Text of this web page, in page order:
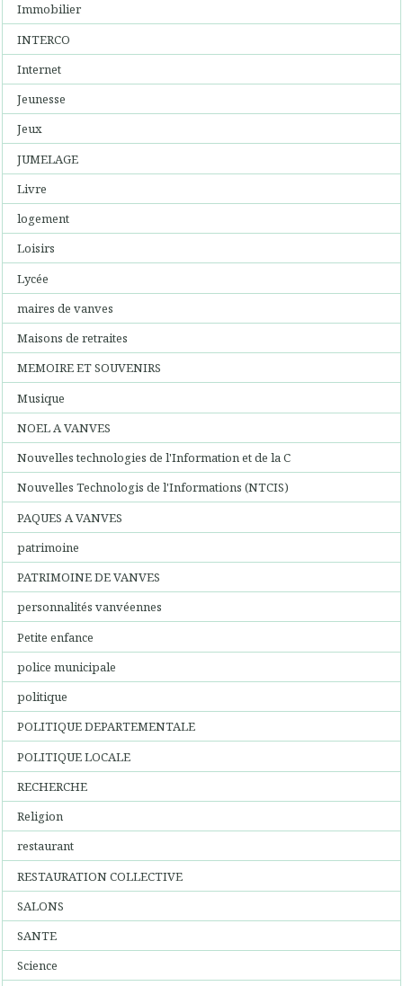
Immobilier
INTERCO
Internet
Jeunesse
Jeux
JUMELAGE
Livre
logement
Loisirs
Lycée
maires de vanves
Maisons de retraites
MEMOIRE ET SOUVENIRS
Musique
NOEL A VANVES
Nouvelles technologies de l'Information et de la C
Nouvelles Technologis de l'Informations (NTCIS)
PAQUES A VANVES
patrimoine
PATRIMOINE DE VANVES
personnalités vanvéennes
Petite enfance
police municipale
politique
POLITIQUE DEPARTEMENTALE
POLITIQUE LOCALE
RECHERCHE
Religion
restaurant
RESTAURATION COLLECTIVE
SALONS
SANTE
Science